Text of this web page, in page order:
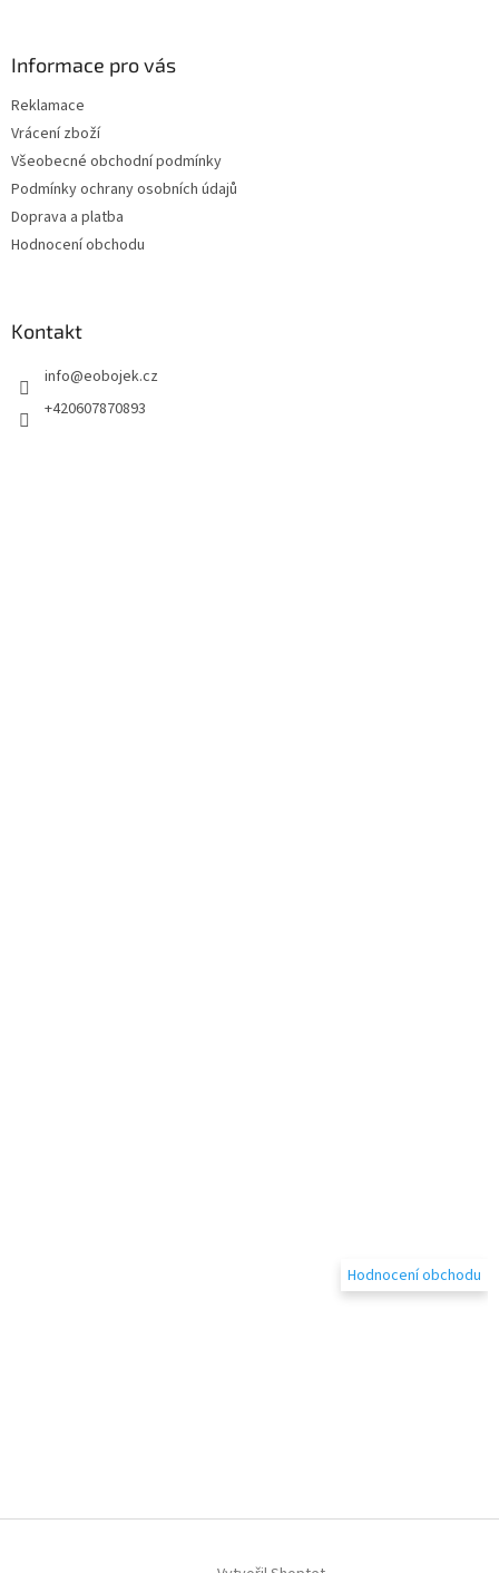
Informace pro vás
Reklamace
Vrácení zboží
Všeobecné obchodní podmínky
Podmínky ochrany osobních údajů
Doprava a platba
Hodnocení obchodu
Kontakt
info@eobojek.cz
+420607870893
Hodnocení obchodu